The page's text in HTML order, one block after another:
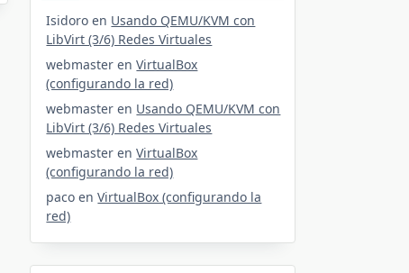
Isidoro en Usando QEMU/KVM con
LibVirt (3/6) Redes Virtuales
webmaster enVirtualBox
(configurando la red)
webmaster en Usando QEMU/KVM con
LibVirt (3/6) Redes Virtuales
webmaster enVirtualBox
(configurando la red)
paco enVirtualBox (configurando la
red)